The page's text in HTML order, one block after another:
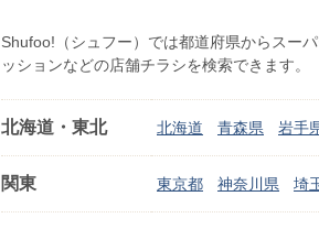
Shufoo!（シュフー）では都道府県からスー
ッションなどの店舗チラシを検索できます。
北海道・東北 北海道 青森県 岩手
関東 東京都 神奈川県 埼